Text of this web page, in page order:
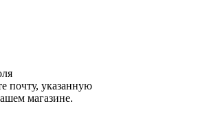
почту, указанную
магазине.